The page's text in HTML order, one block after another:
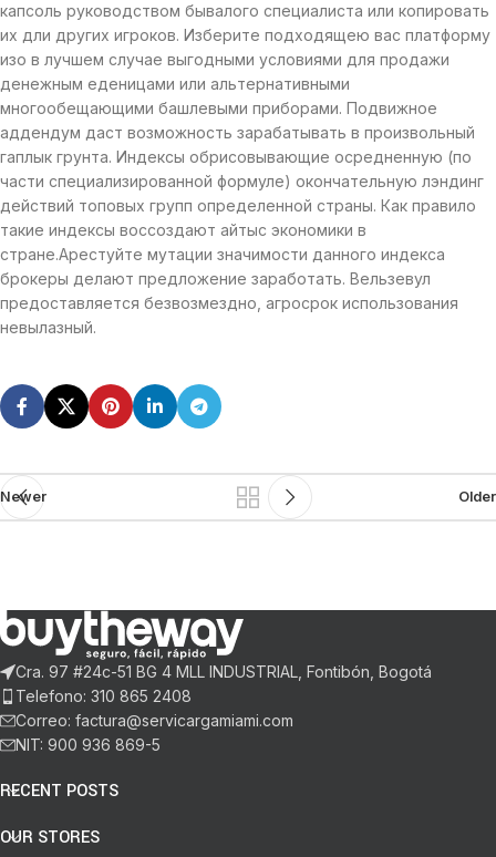
капсоль руководством бывалого специалиста или копировать
их дли других игроков. Изберите подходящею вас платформу
изо в лучшем случае выгодными условиями для продажи
денежным еденицами или альтернативными
многообещающими башлевыми приборами. Подвижное
аддендум даст возможность зарабатывать в произвольный
гаплык грунта. Индексы обрисовывающие осредненную (по
части специализированной формуле) окончательную лэндинг
действий топовых групп определенной страны. Как правило
такие индексы воссоздают айтыс экономики в
стране.Арестуйте мутации значимости данного индекса
брокеры делают предложение заработать. Вельзевул
предоставляется безвозмездно, агросрок использования
невылазный.
Newer Older
Cra. 97 #24c-51 BG 4 MLL INDUSTRIAL, Fontibón, Bogotá
Telefono: 310 865 2408
Correo: factura@servicargamiami.com
NIT: 900 936 869-5
RECENT POSTS
OUR STORES